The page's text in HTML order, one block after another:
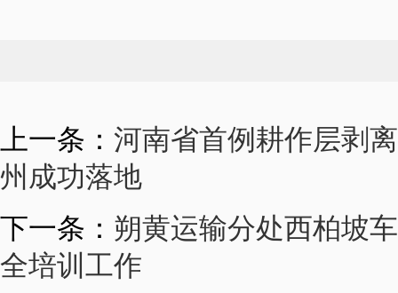
上一条： 河南省首例耕作层剥
州成功落地
下一条： 朔黄运输分处西柏坡
全培训工作